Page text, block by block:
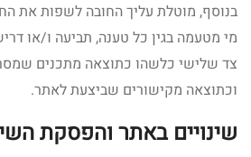
בנוסף, מוטלת עליך החובה לשפות את
מי מטעמה בגין כל טענה, תביעה ו/או
צד שלישי כלשהו כתוצאה מתכנים
וכתוצאה מקישורים שביצעת לאתר.
שינויים באתר והפסקת